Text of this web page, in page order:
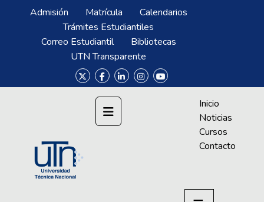
Pasar al contenido principal
Menú Superior
Admisión Matrícula
Calendarios
Trámites Estudiantiles
Correo Estudiantil
Bibliotecas
UTN Transparente
Menú CrAprende
Inicio
Noticias
Cursos
Contacto